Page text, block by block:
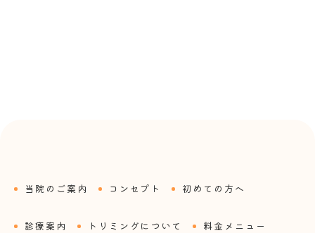
当院のご案内 コンセプト 初めての方へ
診療案内 トリミングについて 料金メニュー